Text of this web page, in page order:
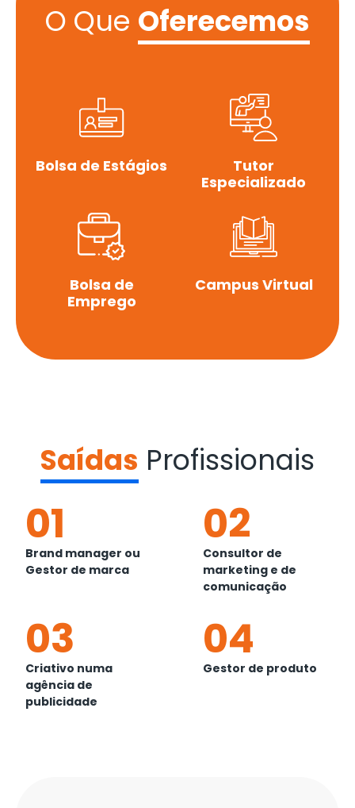
O Que Oferecemos
Bolsa de Estágios
Tutor
Especializado
Bolsa de
Emprego
Campus Virtual
Saídas Profissionais
01
Brand manager ou
Gestor de marca
02
Consultor de
marketing e de
comunicação
03
Criativo numa
agência de
publicidade
04
Gestor de produto